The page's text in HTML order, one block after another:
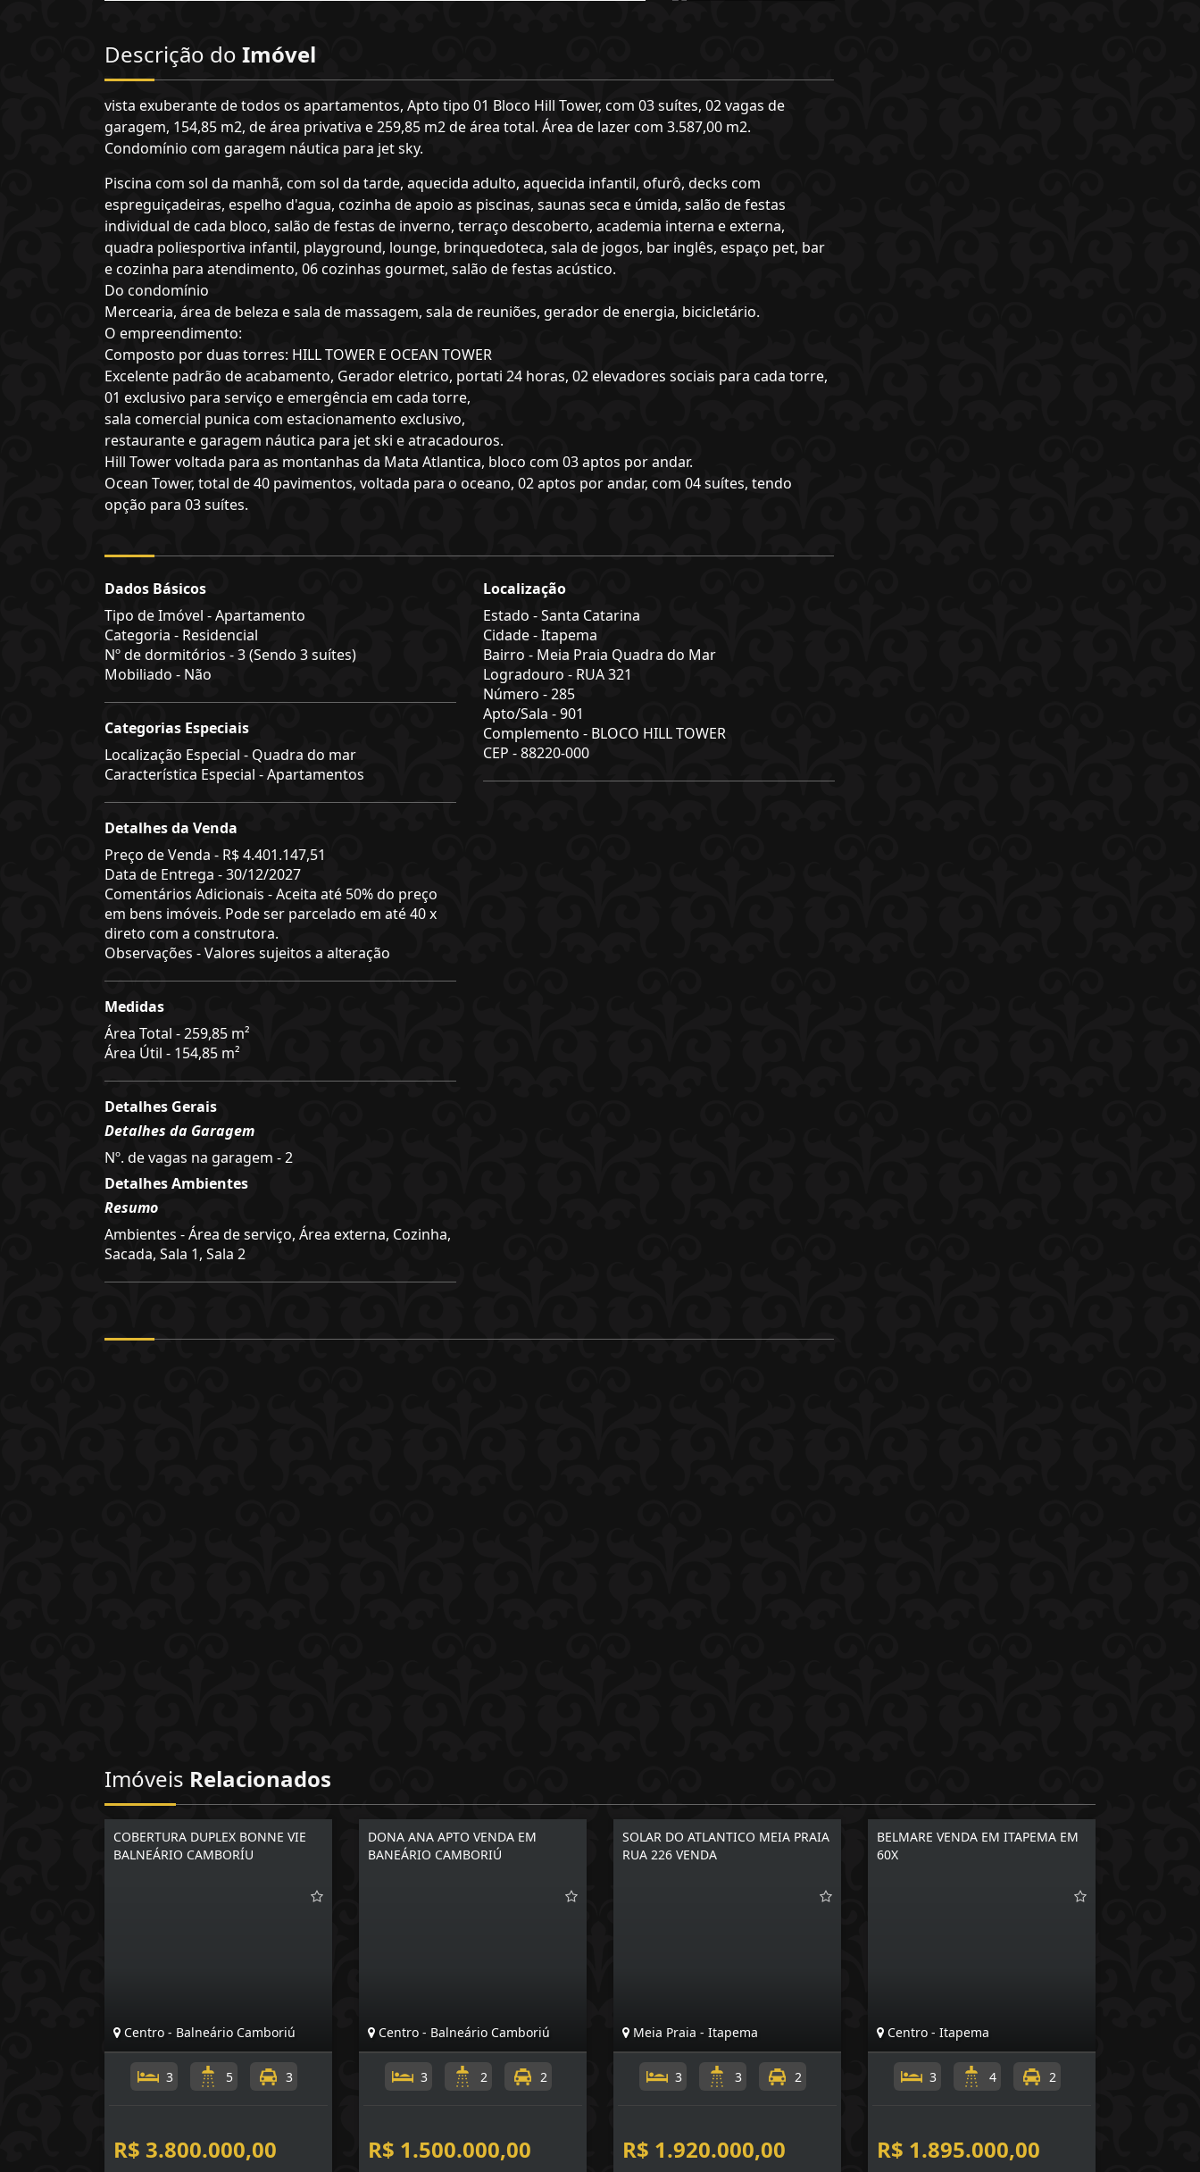
Descrição do Imóvel
vista exuberante de todos os apartamentos, Apto tipo 01 Bloco Hill Tower, com 03 suítes, 02 vagas de
garagem, 154,85 m2, de área privativa e 259,85 m2 de área total. Área de lazer com 3.587,00 m2.
Condomínio com garagem náutica para jet sky.
Piscina com sol da manhã, com sol da tarde, aquecida adulto, aquecida infantil, ofurô, decks com
espreguiçadeiras, espelho d'agua, cozinha de apoio as piscinas, saunas seca e úmida, salão de festas
individual de cada bloco, salão de festas de inverno, terraço descoberto, academia interna e externa,
quadra poliesportiva infantil, playground, lounge, brinquedoteca, sala de jogos, bar inglês, espaço pet, bar
e cozinha para atendimento, 06 cozinhas gourmet, salão de festas acústico.
Do condomínio
Mercearia, área de beleza e sala de massagem, sala de reuniões, gerador de energia, bicicletário.
O empreendimento:
Composto por duas torres: HILL TOWER E OCEAN TOWER
Excelente padrão de acabamento, Gerador eletrico, portati 24 horas, 02 elevadores sociais para cada torre,
01 exclusivo para serviço e emergência em cada torre,
sala comercial punica com estacionamento exclusivo,
restaurante e garagem náutica para jet ski e atracadouros.
Hill Tower voltada para as montanhas da Mata Atlantica, bloco com 03 aptos por andar.
Ocean Tower, total de 40 pavimentos, voltada para o oceano, 02 aptos por andar, com 04 suítes, tendo
opção para 03 suítes.
Dados Básicos
Tipo de Imóvel - Apartamento
Categoria - Residencial
Nº de dormitórios - 3 (Sendo 3 suítes)
Mobiliado - Não
Categorias Especiais
Localização Especial - Quadra do mar
Característica Especial - Apartamentos
Detalhes da Venda
Preço de Venda - R$ 4.401.147,51
Data de Entrega - 30/12/2027
Comentários Adicionais - Aceita até 50% do preço
em bens imóveis. Pode ser parcelado em até 40 x
direto com a construtora.
Observações - Valores sujeitos a alteração
Medidas
Área Total - 259,85 m²
Área Útil - 154,85 m²
Detalhes Gerais
Detalhes da Garagem
Nº. de vagas na garagem - 2
Detalhes Ambientes
Resumo
Ambientes - Área de serviço, Área externa, Cozinha,
Sacada, Sala 1, Sala 2
Localização
Estado -Santa Catarina
Cidade -Itapema
Bairro - Meia Praia Quadra do Mar
Logradouro - RUA 321
Número -285
Apto/Sala -901
Complemento - BLOCO HILL TOWER
CEP -88220-000
Imóveis Relacionados
COBERTURA DUPLEX BONNE VIE
BALNEÁRIO CAMBORÍU
Centro - Balneário Camboriú
3 5 3
R$ 3.800.000,00
DONA ANA APTO VENDA EM
BANEÁRIO CAMBORIÚ
Centro - Balneário Camboriú
3 2 2
R$ 1.500.000,00
SOLAR DO ATLANTICO MEIA PRAIA
RUA 226 VENDA
Meia Praia - Itapema
3 3 2
R$ 1.920.000,00
BELMARE VENDA EM ITAPEMA EM
60X
Centro - Itapema
3 4 2
R$ 1.895.000,00